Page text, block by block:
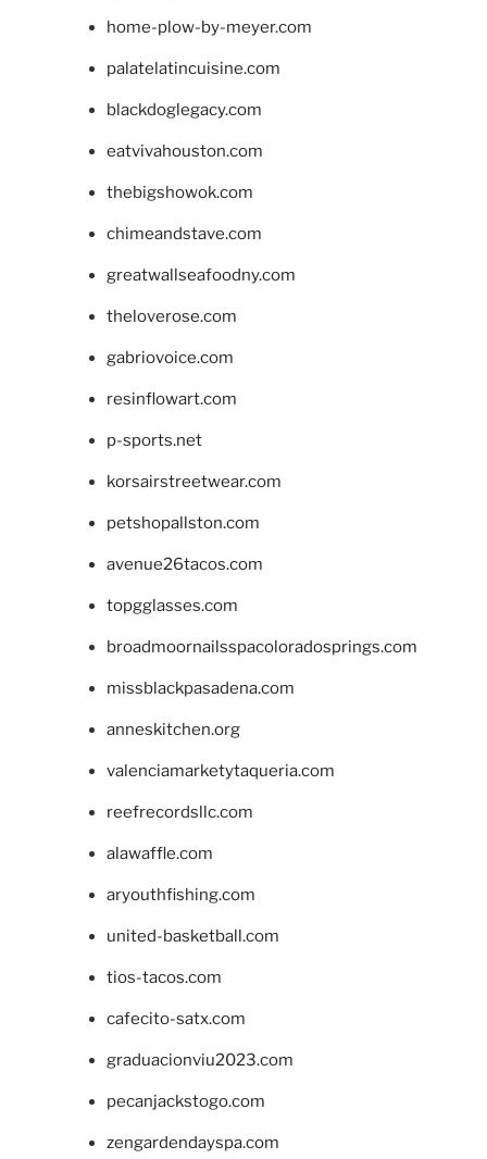
home-plow-by-meyer.com
palatelatincuisine.com
blackdoglegacy.com
eatvivahouston.com
thebigshowok.com
chimeandstave.com
greatwallseafoodny.com
theloverose.com
gabriovoice.com
resinflowart.com
p-sports.net
korsairstreetwear.com
petshopallston.com
avenue26tacos.com
topgglasses.com
broadmoornailsspacoloradosprings.com
missblackpasadena.com
anneskitchen.org
valenciamarketytaqueria.com
reefrecordsllc.com
alawaffle.com
aryouthfishing.com
united-basketball.com
tios-tacos.com
cafecito-satx.com
graduacionviu2023.com
pecanjackstogo.com
zengardendayspa.com